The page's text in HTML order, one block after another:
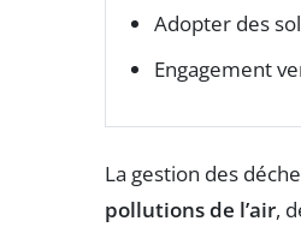
Adopter des
Engagement
La gestion des
pollutions de l’air,